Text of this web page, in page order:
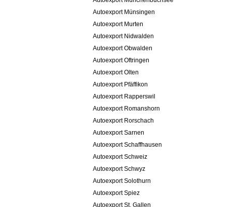
Autoexport Münsingen
Autoexport Murten
Autoexport Nidwalden
Autoexport Obwalden
Autoexport Oftringen
Autoexport Olten
Autoexport Pfäffikon
Autoexport Rapperswil
Autoexport Romanshorn
Autoexport Rorschach
Autoexport Sarnen
Autoexport Schaffhausen
Autoexport Schweiz
Autoexport Schwyz
Autoexport Solothurn
Autoexport Spiez
Autoexport St. Gallen